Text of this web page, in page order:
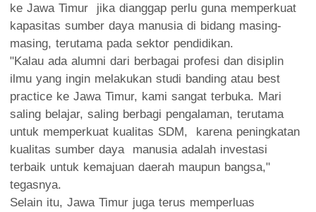
ke Jawa Timur jika dianggap perlu guna memperkuat
kapasitas sumber daya manusia di bidang masing-
masing, terutama pada sektor pendidikan.
"Kalau ada alumni dari berbagai profesi dan disiplin
ilmu yang ingin melakukan studi banding atau best
practice ke Jawa Timur, kami sangat terbuka. Mari
saling belajar, saling berbagi pengalaman, terutama
untuk memperkuat kualitas SDM, karena peningkatan
kualitas sumber daya manusia adalah investasi
terbaik untuk kemajuan daerah maupun bangsa,"
tegasnya.
Selain itu, Jawa Timur juga terus memperluas